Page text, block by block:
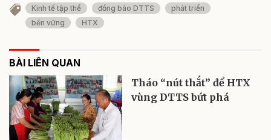
Kinh tế tập thể đồng bào DTTS
phát triển
bền vững
HTX
BÀI LIÊN QUAN
Tháo “nút thắt” để HTX
vùng DTTS bứt phá